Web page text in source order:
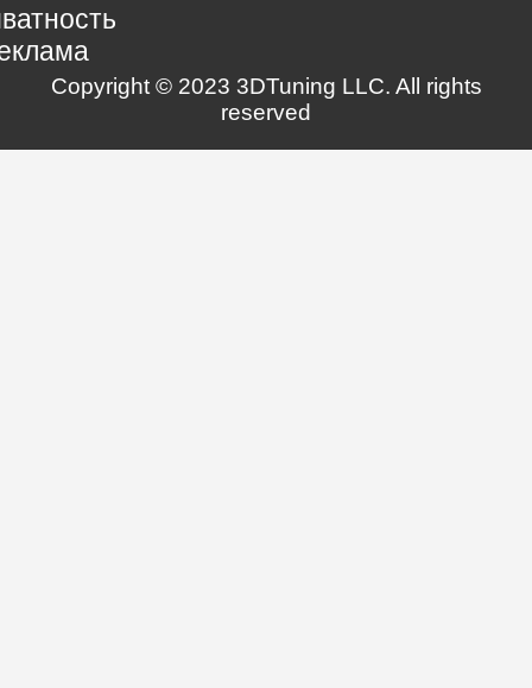
Copyright © 2023 3DTuning LLC. All rights
reserved